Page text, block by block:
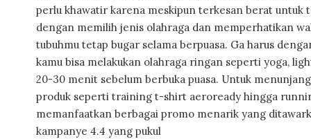
perlu khawatir karena meskipun terkesan berat untuk
dengan memilih jenis olahraga dan memperhatikan
tubuhmu tetap bugar selama berpuasa. Ga harus
kamu bisa melakukan olahraga ringan seperti yoga,
20-30 menit sebelum berbuka puasa. Untuk
produk seperti training t-shirt aeroready hingga
memanfaatkan berbagai promo menarik yang
kampanye 4.4 yang pukul